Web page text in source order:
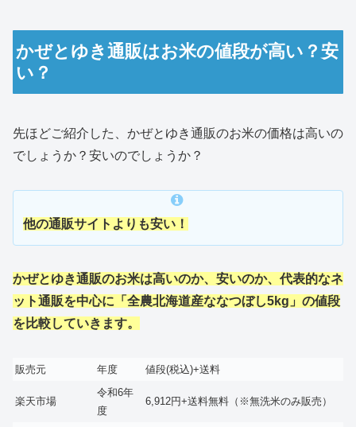
かぜとゆき通販はお米の値段が高い？安
い？
先ほどご紹介した、かぜとゆき通販のお米の価格は高いの
でしょうか？安いのでしょうか？
他の通販サイトよりも安い！
かぜとゆき通販のお米は高いのか、安いのか、代表的なネ
ット通販を中心に「全農北海道産ななつぼし5kg」の値段
を比較していきます。
販売元 年度 値段(税込)+送料
楽天市場
令和6年
度
6,912円+送料無料（※無洗米のみ販売）